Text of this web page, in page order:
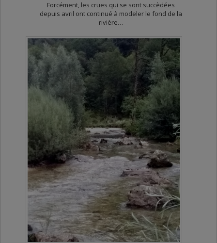
Forcément, les crues qui se sont succèdées
depuis avril ont continué à modeler le fond de la
rivière…